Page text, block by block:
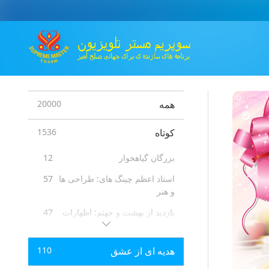
همه 20000
کوتاه 1536
بزرگان گیاهخوار
12
استاد اعظم چینگ های: طراحی ها
و هنر
57
بازدید از بهشت و جهنم: اظهارات
47
مزایای مدیتیشن کوآن یین
98
هدیه ای از عشق 110